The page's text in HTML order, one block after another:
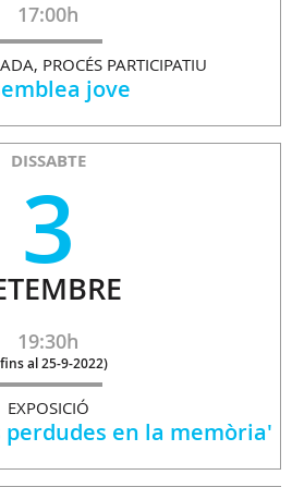
17:00h
PROCÉS PARTICIPATIU
jove
DISSABTE
3
19:30h
al 25-9-2022)
EXPOSICIÓ
perdudes en la memòria'